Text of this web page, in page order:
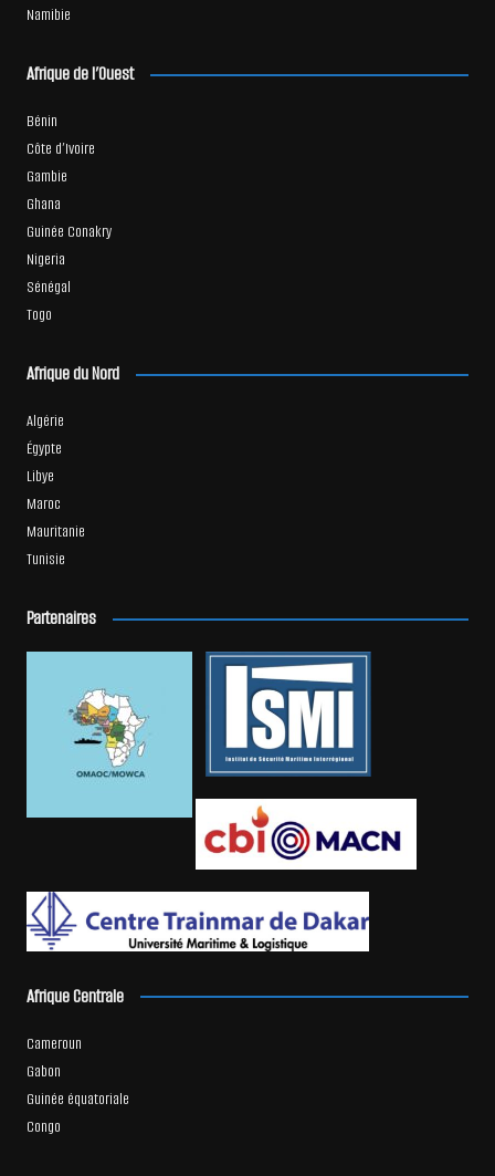
Namibie
Afrique de l’Ouest
Bénin
Côte d’Ivoire
Gambie
Ghana
Guinée Conakry
Nigeria
Sénégal
Togo
Afrique du Nord
Algérie
Égypte
Libye
Maroc
Mauritanie
Tunisie
Partenaires
Afrique Centrale
Cameroun
Gabon
Guinée équatoriale
Congo